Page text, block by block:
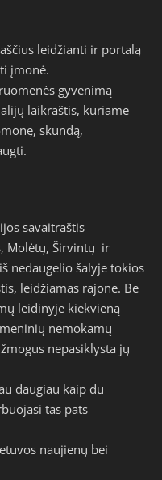
leidžianti ir portalą
įmonė.
gyvenimą
laikraštis, kuriame
skundą,
savaitraštis
Molėtų, Širvintų ir
nedaugelio šalyje tokios
leidžiamas rajone. Be
leidinyje kiekvieną
nemokamų
nepasiklysta jų
daugiau kaip du
tas pats
naujienų bei